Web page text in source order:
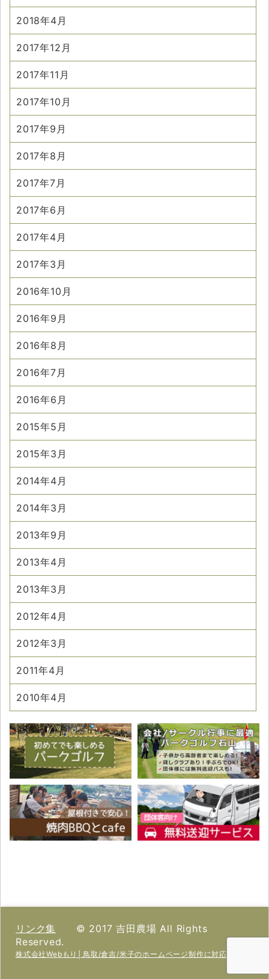
2018年4月
2017年12月
2017年11月
2017年10月
2017年9月
2017年8月
2017年7月
2017年6月
2017年4月
2017年3月
2016年10月
2016年9月
2016年8月
2016年7月
2016年6月
2015年5月
2015年3月
2014年4月
2014年3月
2013年9月
2013年4月
2013年3月
2012年4月
2012年3月
2011年4月
2010年4月
リンク集 © 2017 吉田農場 All Rights
Reserved.
株式会社Webもり│鳥取/倉吉/米子のホームページ制作に対応